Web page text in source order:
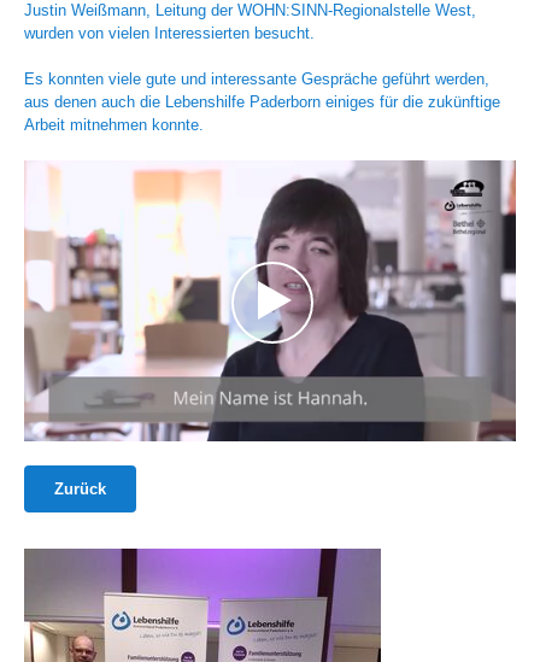
Justin Weißmann, Leitung der WOHN:SINN-Regionalstelle West,
wurden von vielen Interessierten besucht.
Es konnten viele gute und interessante Gespräche geführt werden,
aus denen auch die Lebenshilfe Paderborn einiges für die zukünftige
Arbeit mitnehmen konnte.
Zurück